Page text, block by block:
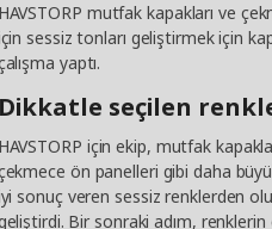
HAVSTORP mutfak kapakları ve
sessiz tonları geliştirmek için
yaptı.
Dikkatle seçilen
HAVSTORP için ekip, mutfak
ön panelleri gibi daha
sonuç veren sessiz renklerden
Bir sonraki adım, renklerin